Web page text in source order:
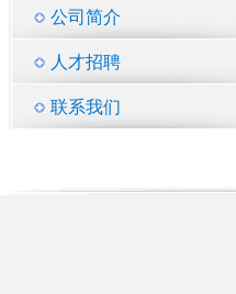
公司简介
人才招聘
联系我们